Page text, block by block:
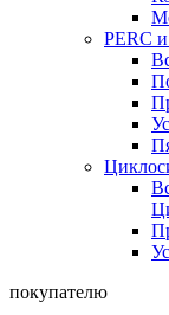
PERC
покупателю